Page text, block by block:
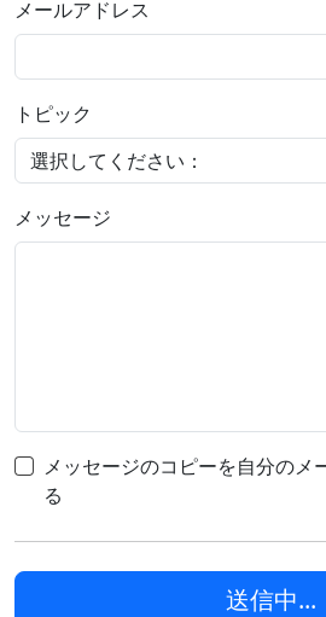
メールアドレス
トピック
メッセージ
メッセージのコピーを自分のメ
る
送信中...